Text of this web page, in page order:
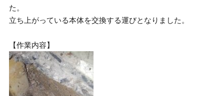
た。
立ち上がっている本体を交換する運びとなりました。
【作業内容】